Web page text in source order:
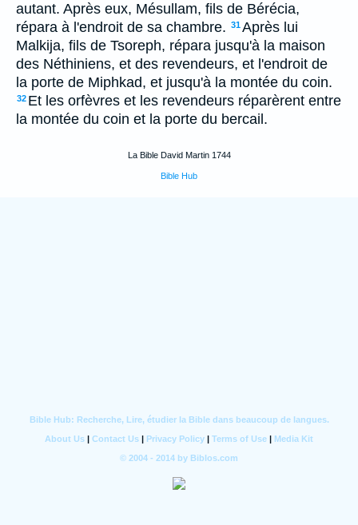
autant. Après eux, Mésullam, fils de Bérécia,
répara à l'endroit de sa chambre. 31Après lui
Malkija, fils de Tsoreph, répara jusqu'à la maison
des Néthiniens, et des revendeurs, et l'endroit de
la porte de Miphkad, et jusqu'à la montée du coin.
32 Et les orfèvres et les revendeurs réparèrent entre
la montée du coin et la porte du bercail.
La Bible David Martin 1744
Bible Hub